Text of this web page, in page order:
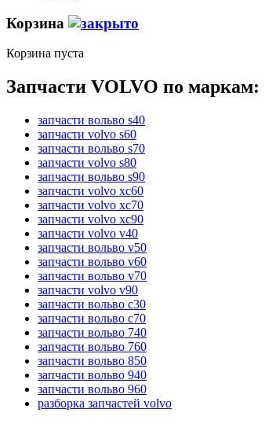
Корзина
Корзина пуста
Запчасти VOLVO по маркам:
запчасти вольво s40
запчасти volvo s60
запчасти вольво s70
запчасти volvo s80
запчасти вольво s90
запчасти volvo xc60
запчасти volvo xc70
запчасти volvo xc90
запчасти volvo v40
запчасти вольво v50
запчасти вольво v60
запчасти вольво v70
запчасти volvo v90
запчасти вольво c30
запчасти вольво c70
запчасти вольво 740
запчасти вольво 760
запчасти вольво 850
запчасти вольво 940
запчасти вольво 960
разборка запчастей volvo